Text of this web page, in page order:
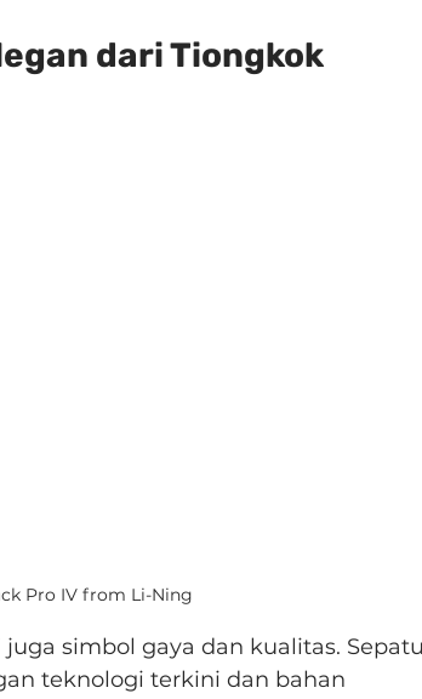
dari Tiongkok
Pro IV from Li-Ning
simbol gaya dan kualitas. Sepatu
teknologi terkini dan bahan